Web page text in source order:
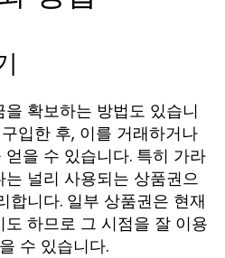
확보하는 방법도 있습니
입한 후, 이를 거래하거나
을 수 있습니다. 특히 가라
널리 사용되는 상품권으
합니다. 일부 상품권은 현재
하므로 그 시점을 잘 이용
수 있습니다.